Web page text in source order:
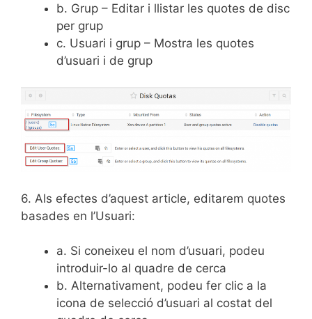
b. Grup – Editar i llistar les quotes de disc
per grup
c. Usuari i grup – Mostra les quotes
d’usuari i de grup
6. Als efectes d’aquest article, editarem quotes
basades en l’Usuari:
a. Si coneixeu el nom d’usuari, podeu
introduir-lo al quadre de cerca
b. Alternativament, podeu fer clic a la
icona de selecció d’usuari al costat del